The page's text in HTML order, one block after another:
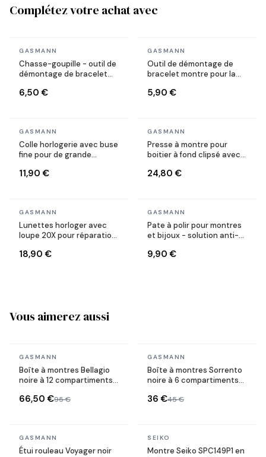
Complétez votre achat avec
En stock
GASMANN
Chasse-goupille - outil de
démontage de bracelet
de maillon
6,50 €
En stock
GASMANN
Outil de démontage de
bracelet montre pour la
5,90 €
En stock
GASMANN
Colle horlogerie avec buse
fine pour de grande
11,90 €
En stock
GASMANN
Presse à montre pour
boitier à fond clipsé avec
24,80 €
En stock
GASMANN
Lunettes horloger avec
loupe 20X pour réparation
18,90 €
En stock
GASMANN
Pate à polir pour montres
et bijoux - solution anti-
9,90 €
Vous aimerez aussi
En stock
GASMANN
Boîte à montres Bellagio
noire à 12 compartiments
étage
66,50 €95 €
En stock
GASMANN
Boîte à montres Sorrento
noire à 6 compartiments
et couvercle vitré
36 €45 €
En stock
GASMANN
Étui rouleau Voyager noir
En stock
SEIKO
Montre Seiko SPC149P1 en